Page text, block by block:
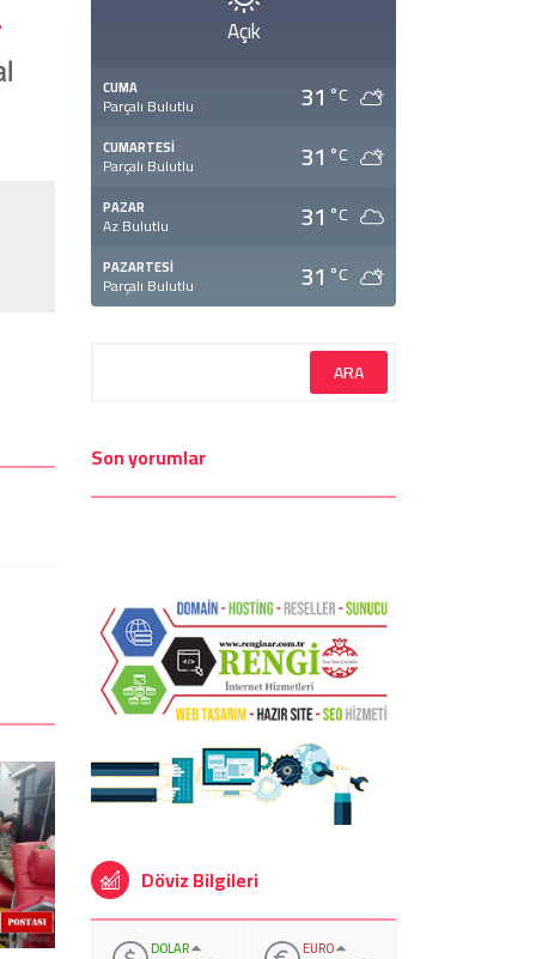
Açık
CUMA
Parçalı Bulutlu 31 °C
CUMARTESI
Parçalı Bulutlu 31 °C
PAZAR
Az Bulutlu 31 °C
PAZARTESI
Parçalı Bulutlu 31 °C
Son yorumlar
Döviz Bilgileri
DOLAR EURO